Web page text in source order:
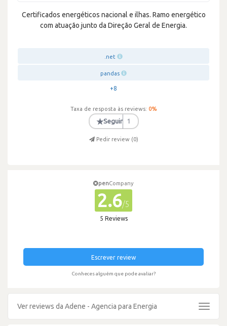
Certificados energéticos nacional e ilhas. Ramo energético
com atuação junto da Direção Geral de Energia.
.net
pandas
+8
Taxa de resposta às reviews: 0%
★Seguir 1
Pedir review (0)
penCompany
2.6/5
5 Reviews
Escrever review
Conheces alguém que pode avaliar?
Ver reviews da Adene - Agencia para Energia
Toggle